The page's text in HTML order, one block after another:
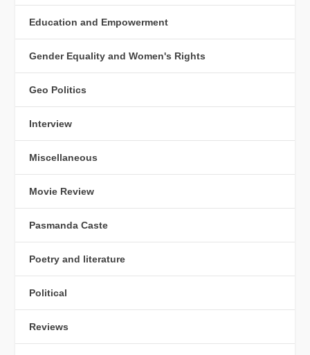
Education and Empowerment
Gender Equality and Women's Rights
Geo Politics
Interview
Miscellaneous
Movie Review
Pasmanda Caste
Poetry and literature
Political
Reviews